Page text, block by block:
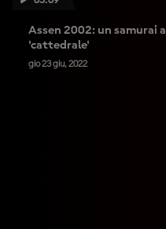
Assen 2002: un samurai
'cattedrale'
gio 23 giu, 2022